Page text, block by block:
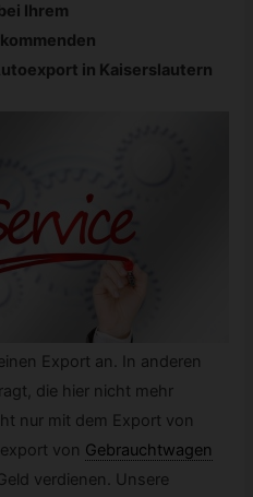
Ihrem
in Kaiserslautern
Export an. In anderen
die hier nicht mehr
nur mit dem Export von
von Gebrauchtwagen
verdienen. Unsere